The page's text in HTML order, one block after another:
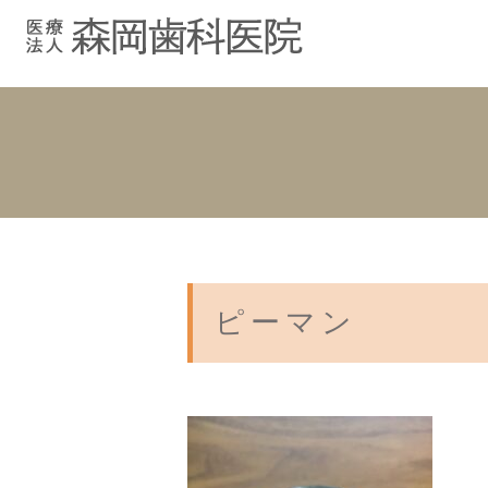
むし歯治療
小児歯科
院長紹介 院内紹介
院長ブログ スタッフブ
ピーマン